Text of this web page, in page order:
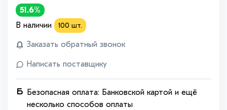
зимний образ. Выбирайте свою идеальную шубу и
оставайтесь стильными и теплыми этой зимой!
51.6%
В наличии
100 шт.
Заказать обратный звонок
Написать поставщику
Безопасная оплата: Банковской картой и ещё
несколько способов оплаты